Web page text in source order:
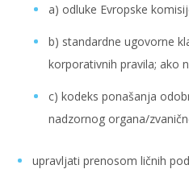
a) odluke Evropske
b) standardne ugovorne
korporativnih pravila; ako
c) kodeks ponašanja
nadzornog organa/
upravljati prenosom ličnih